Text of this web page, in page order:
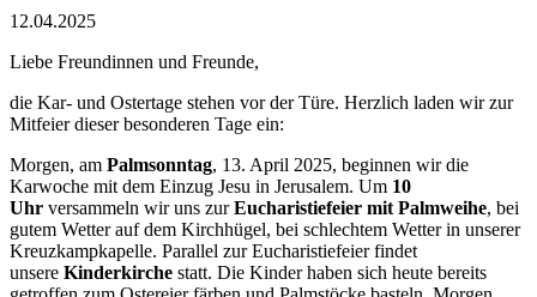
12.04.2025
Liebe Freundinnen und Freunde,
die Kar- und Ostertage stehen vor der Türe. Herzlich laden wir zur
Mitfeier dieser besonderen Tage ein:
Morgen, am Palmsonntag, 13. April 2025, beginnen wir die
Karwoche mit dem Einzug Jesu in Jerusalem. Um 10
Uhr versammeln wir uns zurEucharistiefeier mit Palmweihe, bei
gutem Wetter auf dem Kirchhügel, bei schlechtem Wetter in unserer
Kreuzkampkapelle. Parallel zur Eucharistiefeier findet
unsere Kinderkirche statt. Die Kinder haben sich heute bereits